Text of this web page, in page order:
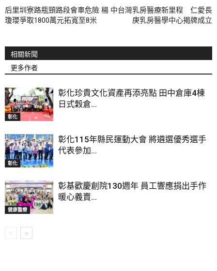
后里圳寮路瓶頸路段會車危險 楊
瓊瓔爭取1800萬元拓寬至8米
中台灣乳房醫療新里程 仁愛長
庚乳房醫學中心揭牌成立
相關新聞
更多作者
彰化
彰化珍貴文化資產再添亮點 田中倉庫4棟
日式穀倉...
彰化
彰化115年縣民運動大會 將遴選優秀選手
代表參加...
健康醫療
彰基歡慶創院130週年 員工響應捐出手作
暖心義賣...